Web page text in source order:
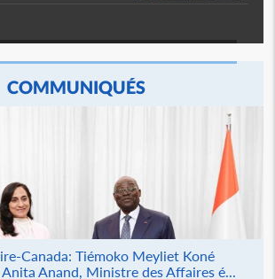
COMMUNIQUÉS
Canada: Tiémoko Meyliet Koné
Anita Anand, Ministre des Affaires é...